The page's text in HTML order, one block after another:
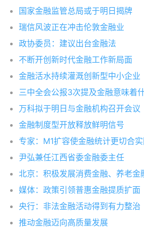
国家金融监管总局或于明日揭牌
瑞信风波正在冲击伦敦金融业
政协委员：建议出台金融法
不断开创新时代金融工作新局面
金融活水持续灌溉创新型中小企业
三中全会公报3次提及金融意味着
万科拟于明日与金融机构召开会议
金融制度型开放释放鲜明信号
专家：M1扩容使金融统计更切合
尹弘兼任江西省委金融委主任
北京：积极发展消费金融、养老金
媒体：政策引领普惠金融提质扩面
央行：非法金融活动得到有力整治
推动金融迈向高质量发展